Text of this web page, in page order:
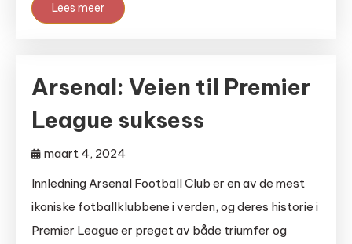
Lees meer
Arsenal: Veien til Premier
League suksess
maart 4, 2024
Innledning Arsenal Football Club er en av de mest
ikoniske fotballklubbene i verden, og deres historie i
Premier League er preget av både triumfer og